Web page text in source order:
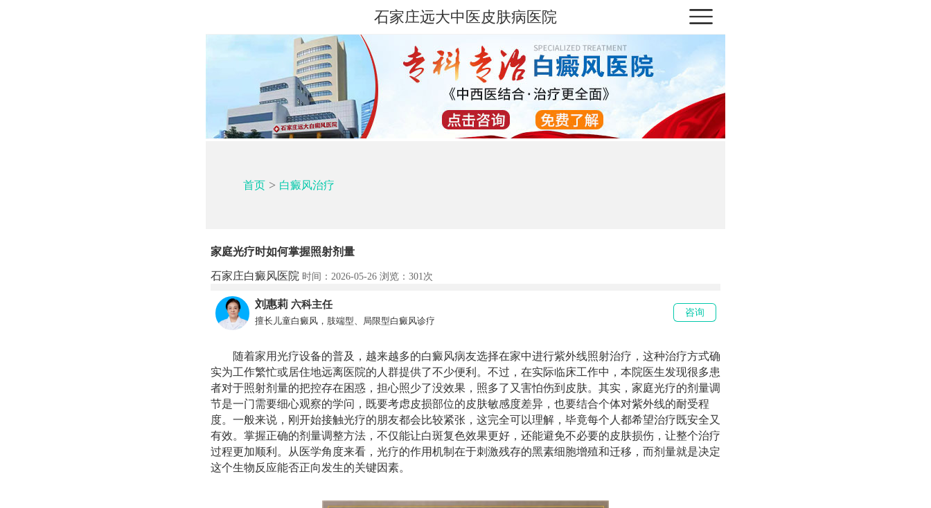
石家庄远大中医皮肤病医院
首页> 白癜风治疗
家庭光疗时如何掌握照射剂量
石家庄白癜风医院 时间：2026-05-26 浏览： 301次
刘惠莉 六科主任
擅长儿童白癜风，肢端型、局限型白癜风诊疗
咨询
随着家用光疗设备的普及，越来越多的白癜风病友选择在家中进行紫外线照射治疗，这种治疗方式确
实为工作繁忙或居住地远离医院的人群提供了不少便利。不过，在实际临床工作中，本院医生发现很多患
者对于照射剂量的把控存在困惑，担心照少了没效果，照多了又害怕伤到皮肤。其实，家庭光疗的剂量调
节是一门需要细心观察的学问，既要考虑皮损部位的皮肤敏感度差异，也要结合个体对紫外线的耐受程
度。一般来说，刚开始接触光疗的朋友都会比较紧张，这完全可以理解，毕竟每个人都希望治疗既安全又
有效。掌握正确的剂量调整方法，不仅能让白斑复色效果更好，还能避免不必要的皮肤损伤，让整个治疗
过程更加顺利。从医学角度来看，光疗的作用机制在于刺激残存的黑素细胞增殖和迁移，而剂量就是决定
这个生物反应能否正向发生的关键因素。